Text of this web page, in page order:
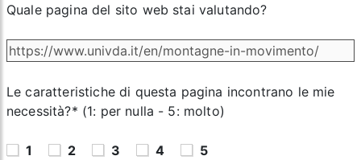
Quale pagina del sito web stai valutando?
Le caratteristiche di questa pagina incontrano le mie
necessità?* (1: per nulla - 5: molto)
1 2 3 4 5